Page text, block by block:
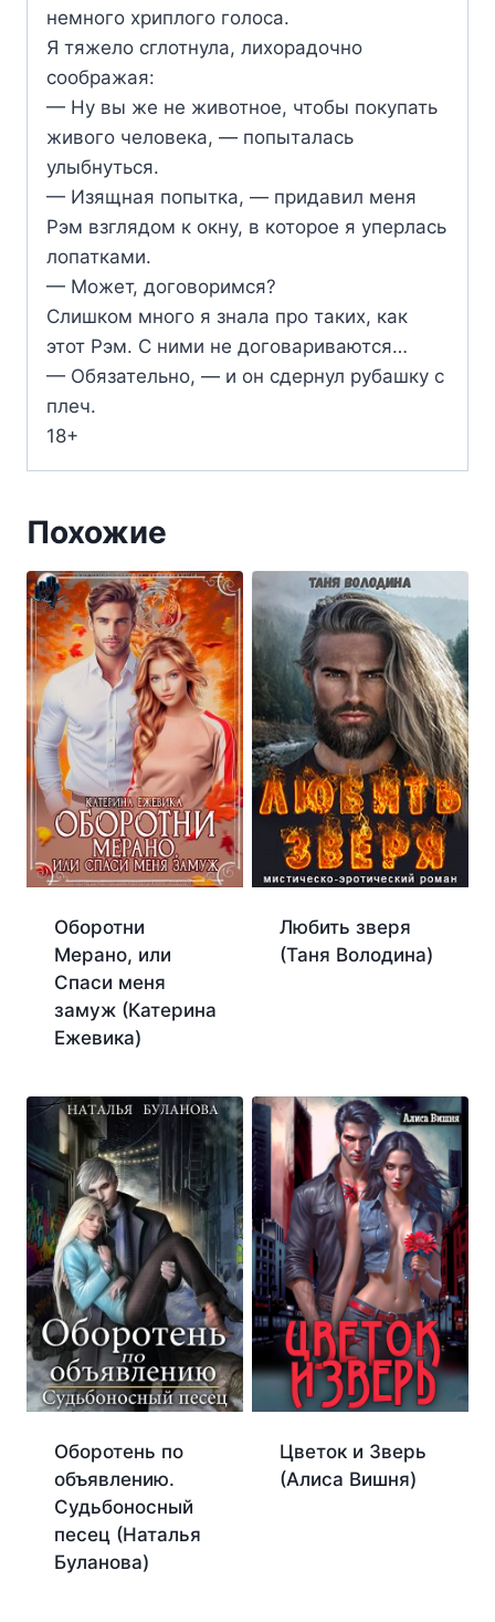
немного хриплого голоса.
Я тяжело сглотнула, лихорадочно
соображая:
— Ну вы же не животное, чтобы покупать
живого человека, — попыталась
улыбнуться.
— Изящная попытка, — придавил меня
Рэм взглядом к окну, в которое я уперлась
лопатками.
— Может, договоримся?
Слишком много я знала про таких, как
этот Рэм. С ними не договариваются…
— Обязательно, — и он сдернул рубашку с
плеч.
18+
Похожие
Оборотни
Мерано, или
Спаси меня
замуж (Катерина
Ежевика)
Любить зверя
(Таня Володина)
Оборотень по
объявлению.
Судьбоносный
песец (Наталья
Буланова)
Цветок и Зверь
(Алиса Вишня)